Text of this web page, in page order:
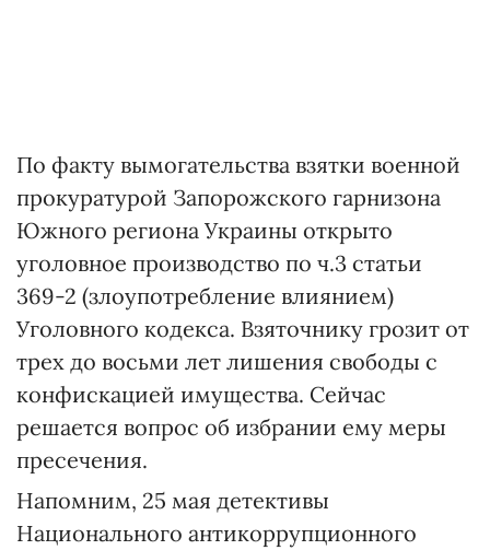
По факту вымогательства взятки военной
прокуратурой Запорожского гарнизона
Южного региона Украины открыто
уголовное производство по ч.3 статьи
369-2 (злоупотребление влиянием)
Уголовного кодекса. Взяточнику грозит от
трех до восьми лет лишения свободы с
конфискацией имущества. Сейчас
решается вопрос об избрании ему меры
пресечения.
Напомним, 25 мая детективы
Национального антикоррупционного